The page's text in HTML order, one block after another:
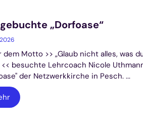
„Dorfoase“
dem Motto >> „Glaub nicht alles, was
<< besuchte Lehrcoach Nicole
der Netzwerkkirche in Pesch. ...